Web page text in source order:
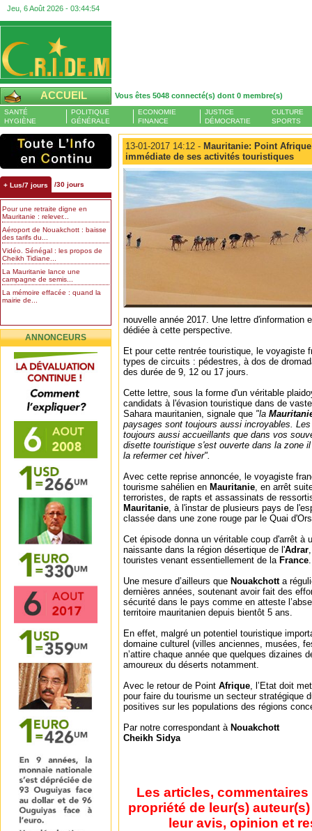
Jeu, 6 Août 2026 - 03:44:55
ACCUEIL Vous êtes 5048 connecté(s) dont 0 membre(s)
SANTÉ
HYGIÈNE
POLITIQUE
GÉNÉRALE
ECONOMIE
FINANCE
JUSTICE
DÉMOCRATIE
CULTURE
SPORTS
+ Lus/7 jours /30 jours
Pour une retraite digne en
Mauritanie : relever...
Aéroport de Nouakchott : baisse
des tarifs du...
Vidéo. Sénégal : les propos de
Cheikh Tidiane...
La Mauritanie lance une
campagne de semis...
La mémoire effacée : quand la
mairie de...
ANNONCEURS
13-01-2017 14:12 - Mauritanie: Point
immédiate de ses activités touristiques
nouvelle année 2017. Une lettre d'information
dédiée à cette perspective.
Et pour cette rentrée touristique, le voyagiste
types de circuits : pédestres, à dos de
des durée de 9, 12 ou 17 jours.
Cette lettre, sous la forme d'un véritable
candidats à l'évasion touristique dans de
Sahara mauritanien, signale que "la
paysages sont toujours aussi incroyables.
toujours aussi accueillants que dans vos
disette touristique s'est ouverte dans la zone
la refermer cet hiver".
Avec cette reprise annoncée, le voyagiste
tourisme sahélien en Mauritanie, en arrêt
terroristes, de rapts et assassinats de
Mauritanie, à l'instar de plusieurs pays de
classée dans une zone rouge par le Quai
Cet épisode donna un véritable coup d'arrêt à
naissante dans la région désertique de l'Adrar
touristes venant essentiellement de la France.
Une mesure d’ailleurs que Nouakchott a
dernières années, soutenant avoir fait des
sécurité dans le pays comme en atteste
territoire mauritanien depuis bientôt 5 ans.
En effet, malgré un potentiel touristique
domaine culturel (villes anciennes, musées,
n’attire chaque année que quelques dizaines
amoureux du déserts notamment.
Avec le retour de Point Afrique, l’Etat doit
pour faire du tourisme un secteur stratégique
positives sur les populations des régions
Par notre correspondant à Nouakchott
Cheikh Sidya
Les articles,
propriété de leur(s)
leur avis, opinion et